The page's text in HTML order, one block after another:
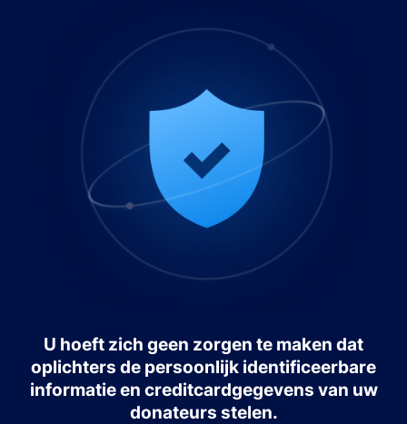
U hoeft zich geen zorgen te maken dat
oplichters de persoonlijk identificeerbare
informatie en creditcardgegevens van uw
donateurs stelen.